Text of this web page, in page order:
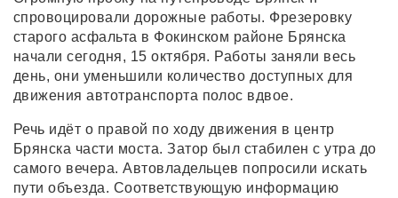
спровоцировали дорожные работы. Фрезеровку
старого асфальта в Фокинском районе Брянска
начали сегодня, 15 октября. Работы заняли весь
день, они уменьшили количество доступных для
движения автотранспорта полос вдвое.
Речь идёт о правой по ходу движения в центр
Брянска части моста. Затор был стабилен с утра до
самого вечера. Автовладельцев попросили искать
пути объезда. Соответствующую информацию